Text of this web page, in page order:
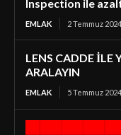
Inspection ile
EMLAK 2 Temmuz 2024
LENS CADDE İLE
ARALAYIN
EMLAK 5 Temmuz 2024